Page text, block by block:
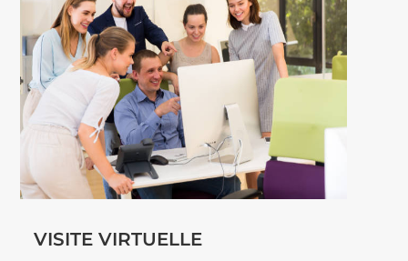
VISITE VIRTUELLE